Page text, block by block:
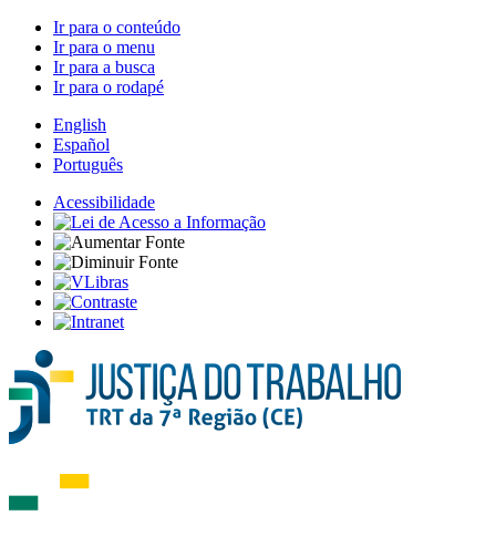
Ir para o conteúdo
Ir para o menu
Ir para a busca
Ir para o rodapé
English
Español
Português
Acessibilidade